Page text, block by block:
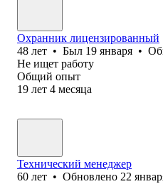
Охранник лицензированный
48 лет • Был 19 января •
Не ищет работу
Общий опыт
19 лет 4 месяца
Технический менеджер
60 лет • Обновлено 22